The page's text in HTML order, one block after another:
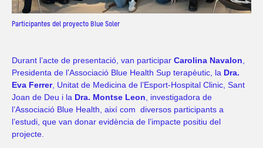
Participantes del proyecto Blue Soler
Durant l’acte de presentació, van participar Carolina Navalon
Presidenta de l’Associació Blue Health Sup terapèutic, la Dra.
Eva Ferrer, Unitat de Medicina de l’Esport-Hospital Clinic, Sant
Joan de Deu i la Dra. Montse Leon , investigadora de
l’Associació Blue Health, així com diversos participants a
l’estudi, que van donar evidència de l’impacte positiu del
projecte.